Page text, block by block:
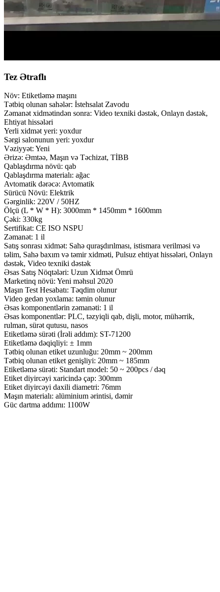
Tez Ətraflı
Növ: Etiketləmə maşını
Tətbiq olunan sahələr: İstehsalat Zavodu
Zəmanət xidmətindən sonra: Video texniki dəstək, Onlayn dəstək,
Ehtiyat hissələri
Yerli xidmət yeri: yoxdur
Sərgi salonunun yeri: yoxdur
Vəziyyət: Yeni
Ərizə: Əmtəə, Maşın və Təchizat, TİBB
Qablaşdırma növü: qab
Qablaşdırma materialı: ağac
Avtomatik dərəcə: Avtomatik
Sürücü Növü: Elektrik
Gərginlik: 220V / 50HZ
Ölçü (L * W * H): 3000mm * 1450mm * 1600mm
Çəki: 330kg
Sertifikat: CE ISO NSPU
Zəmanət: 1 il
Satış sonrası xidmət: Sahə quraşdırılması, istismara verilməsi və
təlim, Sahə baxım və təmir xidməti, Pulsuz ehtiyat hissələri, Onlayn
dəstək, Video texniki dəstək
Əsas Satış Nöqtələri: Uzun Xidmət Ömrü
Marketinq növü: Yeni məhsul 2020
Maşın Test Hesabatı: Təqdim olunur
Video gedən yoxlama: təmin olunur
Əsas komponentlərin zəmanəti: 1 il
Əsas komponentlər: PLC, təzyiqli qab, dişli, motor, mühərrik,
rulman, sürət qutusu, nasos
Etiketləmə sürəti (İrəli addım): ST-71200
Etiketləmə dəqiqliyi: ± 1mm
Tətbiq olunan etiket uzunluğu: 20mm ~ 200mm
Tətbiq olunan etiket genişliyi: 20mm ~ 185mm
Etiketləmə sürəti: Standart model: 50 ~ 200pcs / dəq
Etiket diyircəyi xaricində çap: 300mm
Etiket diyircəyi daxili diametri: 76mm
Maşın materialı: alüminium ərintisi, dəmir
Güc dartma addımı: 1100W